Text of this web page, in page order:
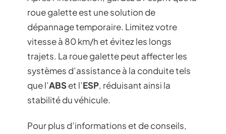
roue galette est une solution de
dépannage temporaire. Limitez votre
vitesse à 80 km/h et évitez les longs
trajets. La roue galette peut affecter les
systèmes d’assistance à la conduite tels
que l’ABSet l’ESP, réduisant ainsi la
stabilité du véhicule.
Pour plus d’informations et de conseils,